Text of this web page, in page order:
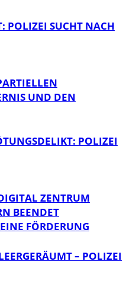
POLIZEI SUCHT NACH
UND DEN
POLIZEI
ZENTRUM
BEENDET
FÖRDERUNG
– POLIZEI